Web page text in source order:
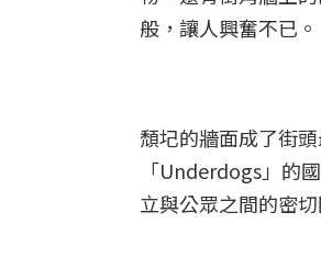
般，讓人興奮不已。
頹圮的牆面成了街
「Underdogs」的
立與公眾之間的密